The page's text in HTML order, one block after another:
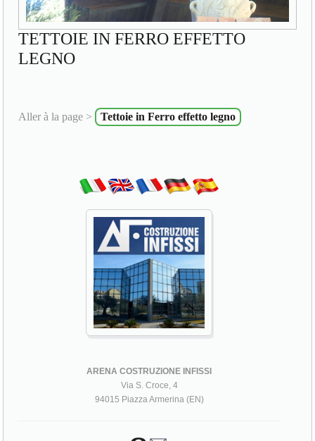
TETTOIE IN FERRO EFFETTO
LEGNO
Aller à la page > Tettoie in Ferro effetto legno
ARENA COSTRUZIONE INFISSI
Via S. Croce, 4
94015 Piazza Armerina (EN)